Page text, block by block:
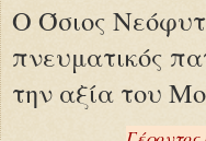
Ο Όσιος
πνευματικός
την αξία του